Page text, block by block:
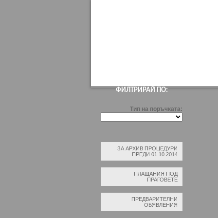
ФИЛТРИРАЙ ПО:
Тип на поръчката:
ЗА АРХИВ ПРОЦЕДУРИ
ПРЕДИ 01.10.2014
ПЛАЩАНИЯ ПОД
ПРАГОВЕТЕ
ПРЕДВАРИТЕЛНИ
ОБЯВЛЕНИЯ